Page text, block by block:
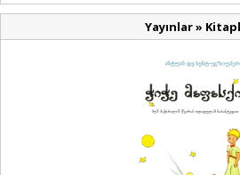
Yayınlar»